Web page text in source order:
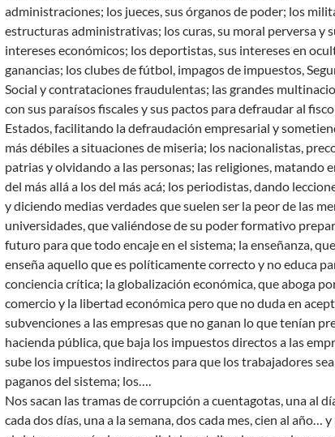
administraciones; los jueces, sus órganos de poder; los
estructuras administrativas; los curas, su moral perversa y
intereses económicos; los deportistas, sus intereses en
ganancias; los clubes de fútbol, impagos de impuestos,
Social y contrataciones fraudulentas; lasgrandes
con sus paraísos fiscales y sus pactos para defraudar al
Estados, facilitando la defraudación empresarial y
más débiles a situaciones de miseria; los nacionalistas,
patrias y olvidando a las personas; las religiones, matando
del más allá a los del más acá; los periodistas, dando
y diciendo medias verdades que suelen ser la peor de las
universidades, que valiéndose de su poder formativo
futuro para que todo encaje en el sistema; la enseñanza,
enseña aquello que es políticamente correcto y no educa
conciencia crítica; la globalización económica, que aboga
comercio y la libertad económica pero que no duda en
subvenciones a las empresas que no ganan lo que tenían
hacienda pública, que baja los impuestos directos a las
sube los impuestos indirectos para que los trabajadores
paganos del sistema; los….
Nos sacan las tramas de corrupción a cuentagotas, una al
cada dos días, una a la semana, dos cada mes, cien al año…